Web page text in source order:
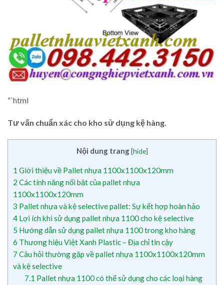
“`html
Tư vấn chuẩn xác cho kho sử dụng kệ hàng.
Nội dung trang [hide]
1 Giới thiệu về Pallet nhựa 1100x1100x120mm
2 Các tính năng nổi bật của pallet nhựa
1100x1100x120mm
3 Pallet nhựa và kệ selective pallet: Sự kết hợp hoàn hảo
4 Lợi ích khi sử dụng pallet nhựa 1100 cho kệ selective
5 Hướng dẫn sử dụng pallet nhựa 1100 trong kho hàng
6 Thương hiệu Việt Xanh Plastic – Địa chỉ tin cậy
7 Câu hỏi thường gặp về pallet nhựa 1100x1100x120mm
và kệ selective
7.1 Pallet nhựa 1100 có thể sử dụng cho các loại hàng